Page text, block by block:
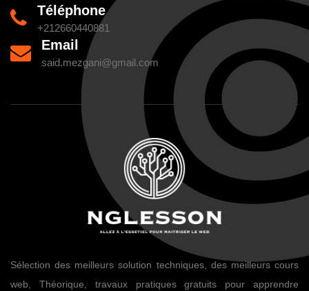
Téléphone
+212660440881
Email
said.mezgani@gmail.com
Sélection des meilleurs solution techniques, des meilleurs cours
web, Théorique, travaux pratiques gratuits pour apprendre